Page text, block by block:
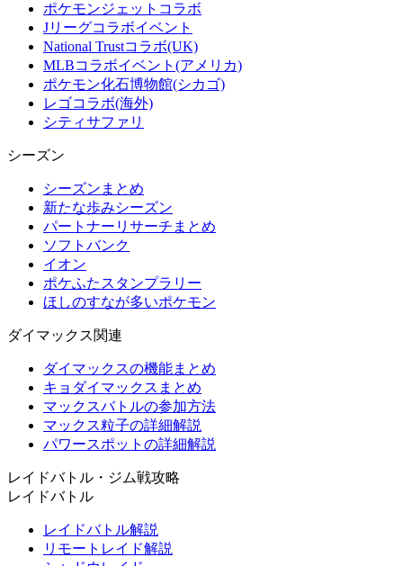
ポケモンジェットコラボ
Jリーグコラボイベント
National Trustコラボ(UK)
MLBコラボイベント(アメリカ)
ポケモン化石博物館(シカゴ)
レゴコラボ(海外)
シティサファリ
シーズン
シーズンまとめ
新たな歩みシーズン
パートナーリサーチまとめ
ソフトバンク
イオン
ポケふたスタンプラリー
ほしのすなが多いポケモン
ダイマックス関連
ダイマックスの機能まとめ
キョダイマックスまとめ
マックスバトルの参加方法
マックス粒子の詳細解説
パワースポットの詳細解説
レイドバトル・ジム戦攻略
レイドバトル
レイドバトル解説
リモートレイド解説